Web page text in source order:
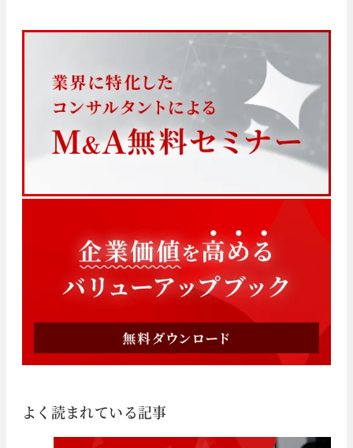
よく読まれている記事